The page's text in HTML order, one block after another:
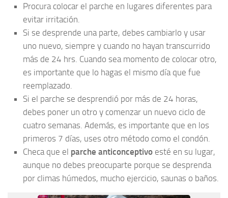
Procura colocar el parche en lugares diferentes para
evitar irritación.
Si se desprende una parte, debes cambiarlo y usar
uno nuevo, siempre y cuando no hayan transcurrido
más de 24 hrs. Cuando sea momento de colocar otro,
es importante que lo hagas el mismo día que fue
reemplazado.
Si el parche se desprendió por más de 24 horas,
debes poner un otro y comenzar un nuevo ciclo de
cuatro semanas. Además, es importante que en los
primeros 7 días, uses otro método como el condón.
Checa que el parche anticonceptivo esté en su lugar,
aunque no debes preocuparte porque se desprenda
por climas húmedos, mucho ejercicio, saunas o baños.